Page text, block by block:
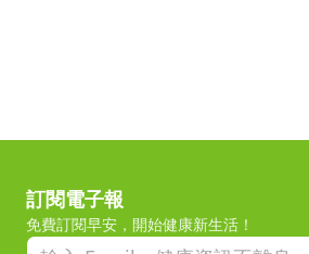
訂閱電子報
免費訂閱早安，開始健康新生活！